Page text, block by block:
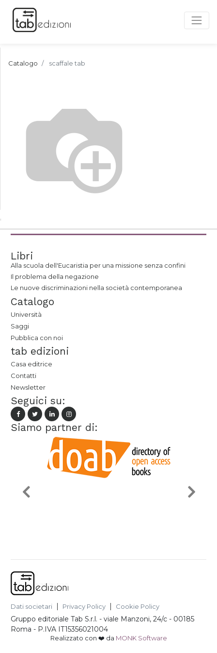
Catalogo scaffale tab
Libri
Alla scuola dell'Eucaristia per una missione senza confini
Il problema della negazione
Le nuove discriminazioni nella società contemporanea
Catalogo
Università
Saggi
Pubblica con noi
tab edizioni
Casa editrice
Contatti
Newsletter
Seguici su:
Siamo partner di:
Dati societari Privacy Policy Cookie Policy
Gruppo editoriale Tab S.r.l. -viale Manzoni, 24/c - 00185
Roma - P.IVA IT15356021004
Realizzato con ❤️ da MONK Software